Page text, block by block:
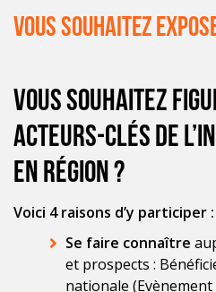
Vous souhaitez
Vous souhaitez
acteurs-clés de
en région ?
Voici 4 raisons d’y participer :
Se faire connaître
et prospects :
nationale